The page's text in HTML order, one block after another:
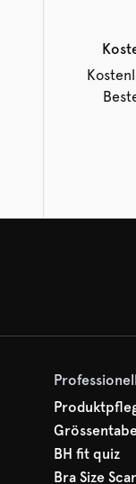
BH fit quiz
Bra Size